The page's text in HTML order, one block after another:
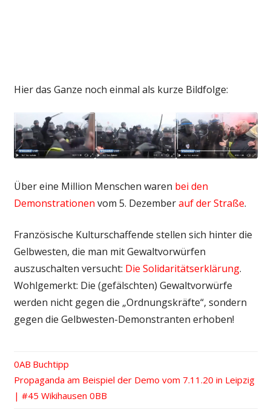
Hier das Ganze noch einmal als kurze Bildfolge:
Über eine Million Menschen waren bei den
Demonstrationen vom 5. Dezemberauf der Straße.
Französische Kulturschaffende stellen sich hinter die
Gelbwesten, die man mit Gewaltvorwürfen
auszuschalten versucht: Die Solidaritätserklärung.
Wohlgemerkt: Die (gefälschten) Gewaltvorwürfe
werden nicht gegen die „Ordnungskräfte“, sondern
gegen die Gelbwesten-Demonstranten erhoben!
Beitrags-
Navigation
Vorheriger
Beitrag:
Buchtipp
Nächster
Beitrag:
Propaganda am Beispiel der Demo vom 7.11.20 in Leipzig
| #45 Wikihausen